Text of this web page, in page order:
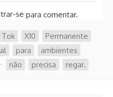
se para comentar.
Tok X10 Permanente
para ambientes
não precisa regar.